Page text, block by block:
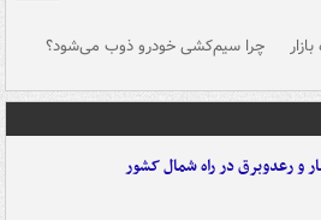
چرا سیم‌کشی خودرو ذوب می‌شود؟
و رعدوبرق در راه شمال کشور